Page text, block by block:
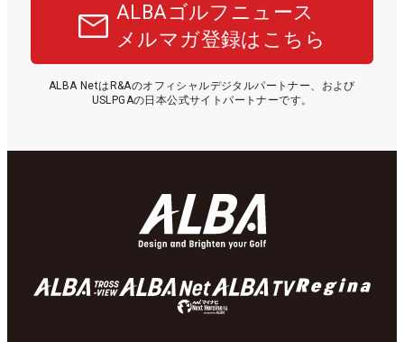
ALBAゴルフニュース
メルマガ登録はこちら
ALBA NetはR&Aのオフィシャルデジタルパートナー、および
USLPGAの日本公式サイトパートナーです。